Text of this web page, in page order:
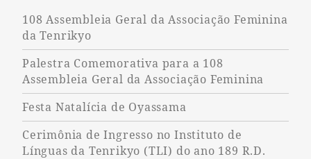
108 Assembleia Geral da Associação Feminina
da Tenrikyo
Palestra Comemorativa para a 108
Assembleia Geral da Associação Feminina
Festa Natalícia de Oyassama
Cerimônia de Ingresso no Instituto de
Línguas da Tenrikyo (TLI) do ano 189 R.D.